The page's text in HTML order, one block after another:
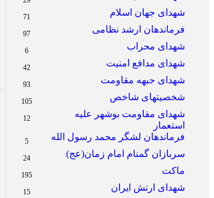
شهدای جهان اسلام 71
فرماندهان ارشد نظامی 97
شهدای محراب 6
شهدای مدافع امنیت 42
شهدای جبهه مقاومت 93
شخصیتهای شاخص 105
شهدای مقاومت بوشهر علیه
استعمار
12
فرماندهان لشگر محمد رسول الله 5
سربازان گمنام امام زمان(عج) 24
ماکت 195
شهدای ارتش ایران 15